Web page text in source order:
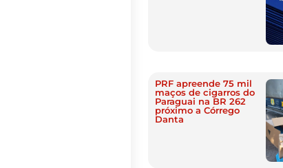
PRF apreende 75 mil
maços de cigarros do
Paraguai na BR 262
próximo a Córrego
Danta